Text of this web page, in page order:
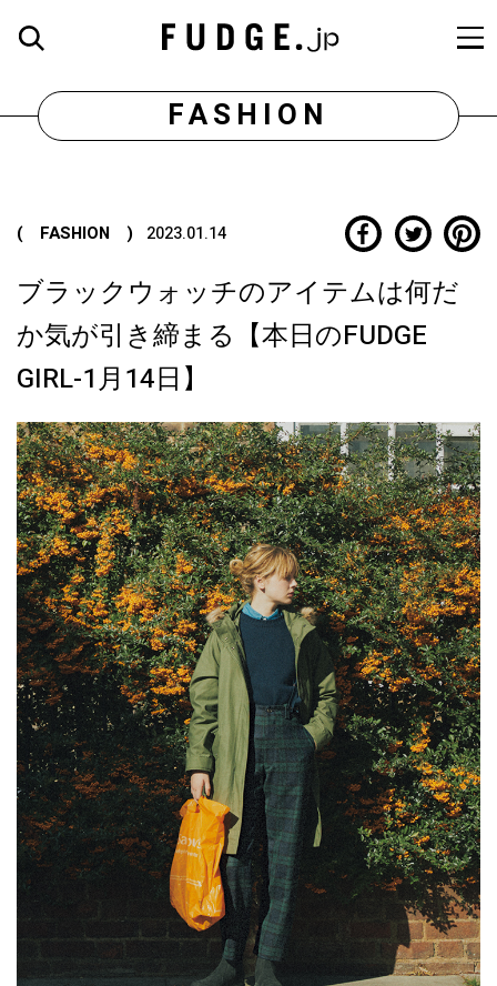
FASHION
( FASHION ) 2023.01.14
ブラックウォッチのアイテムは何だ
か気が引き締まる【本日のFUDGE
GIRL-1月14日】